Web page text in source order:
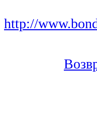
http://